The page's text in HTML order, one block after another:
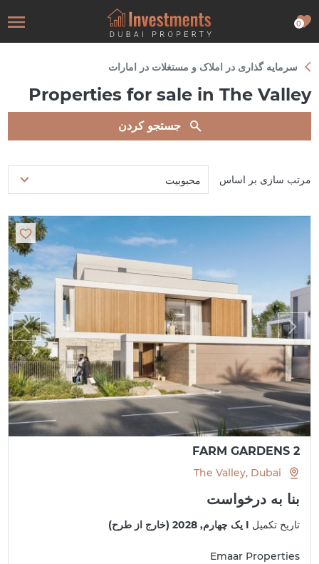
0
سرمایه گذاری در املاک و مستغلات در امارات
Properties for sale in The Valley
جستجو کردن
مرتب سازی بر اساس محبوبیت
FARM GARDENS 2
The Valley, Dubai
بنا به درخواست
تاریخ تکمیل I یک چهارم, 2028 (خارج از طرح)
Emaar Properties